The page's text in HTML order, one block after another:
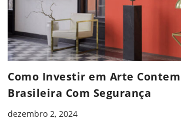
Como Investir em Arte
Brasileira Com Segurança
dezembro 2, 2024